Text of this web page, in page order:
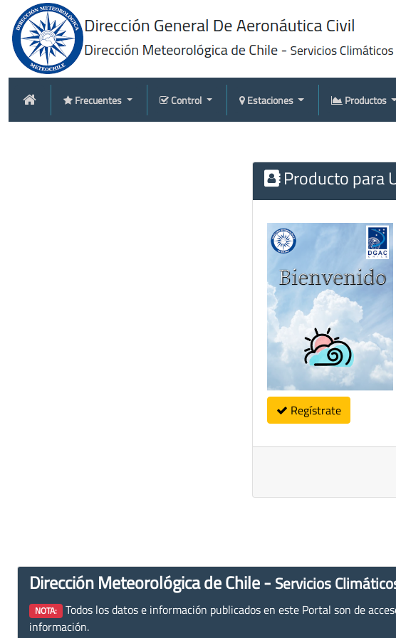
Frecuentes Control Estaciones Productos
Producto para
Regístrate
Dirección Meteorológica de Chile - Servicios
NOTA: Todos los datos e información publicados en este Portal son de
información.